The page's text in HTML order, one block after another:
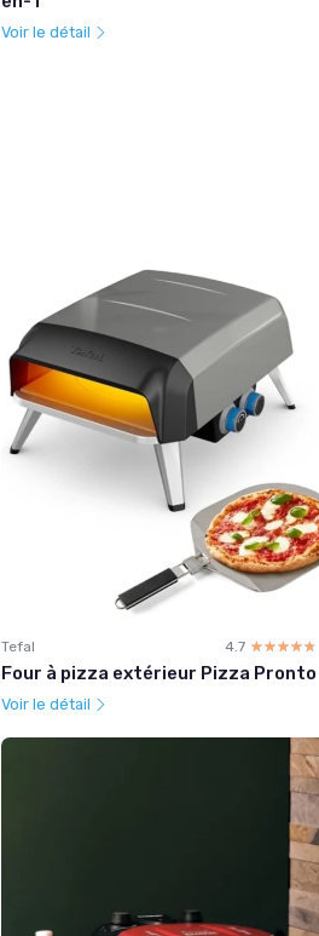
Voir le détail
Tefal 4.7 ☆☆☆☆☆
★★★★★
Four à pizza extérieur Pizza Pronto
Voir le détail